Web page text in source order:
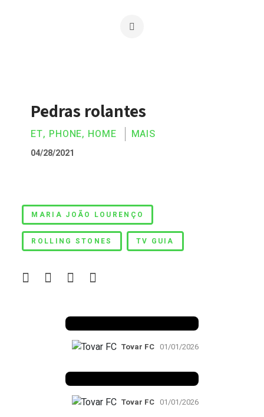
Pedras rolantes
ET, PHONE, HOME MAIS
04/28/2021
Pedras rolantes
MARIA JOÃO LOURENÇO
ROLLING STONES TV GUIA
Tovar FC 01/01/2026
Tovar FC 01/01/2026